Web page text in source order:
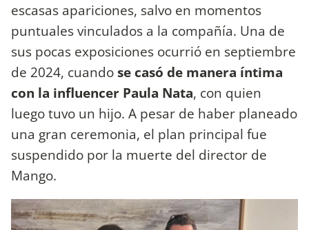
escasas apariciones, salvo en momentos
puntuales vinculados a la compañía. Una de
sus pocas exposiciones ocurrió en septiembre
de 2024, cuandose casó de manera íntima
con la influencer Paula Nata, con quien
luego tuvo un hijo. A pesar de haber planeado
una gran ceremonia, el plan principal fue
suspendido por la muerte del director de
Mango.